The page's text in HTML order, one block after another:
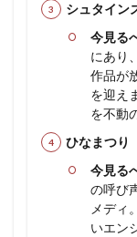
シュタイン
今見る
にあり
作品が
を迎え
を不動
ひなまつり
今見る
の呼び
メディ
いエン